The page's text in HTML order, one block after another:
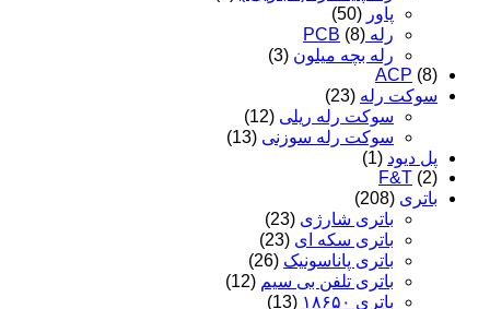
پاور (50)
رله PCB (8)
رله بچه میلون (3)
ACP (8)
سوکت رله (23)
سوکت رله ریلی (12)
سوکت رله سوزنی (13)
پل دیود (1)
F&T (2)
باتری (208)
باتری شارژی (23)
باتری سکه ای (23)
باتری پاناسونیک (26)
باتری تلفن بی سیم (12)
باتری ۱۸۶۵۰
(13)